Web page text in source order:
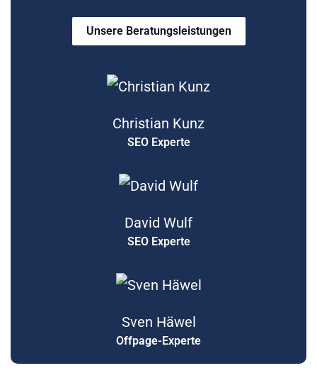
Unsere Beratungsleistungen
Christian Kunz
SEO Experte
David Wulf
SEO Experte
Sven Häwel
Offpage-Experte